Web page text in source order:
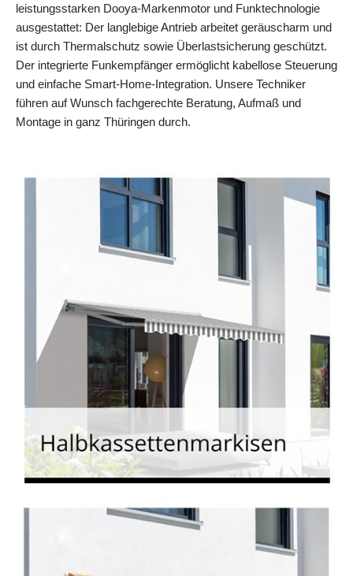
leistungsstarken Dooya‑Markenmotor und Funktechnologie
ausgestattet: Der langlebige Antrieb arbeitet geräuscharm und
ist durch Thermalschutz sowie Überlastsicherung geschützt.
Der integrierte Funkempfänger ermöglicht kabellose Steuerung
und einfache Smart‑Home‑Integration. Unsere Techniker
führen auf Wunsch fachgerechte Beratung, Aufmaß und
Montage in ganz Thüringen durch.